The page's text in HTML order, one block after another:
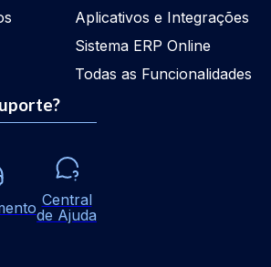
Aplicativos e Integrações
Sistema ERP Online
Todas as Funcionalidades
Central
de Ajuda